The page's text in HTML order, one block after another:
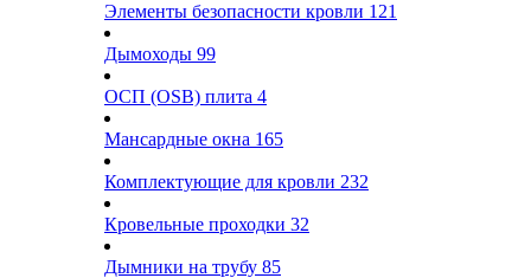
Элементы безопасности кровли 121
Дымоходы 99
ОСП (OSB) плита 4
Мансардные окна 165
Комплектующие для кровли 232
Кровельные проходки 32
Дымники на трубу 85